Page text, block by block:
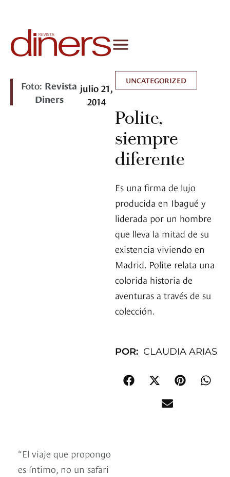
Foto: Revista
Diners
julio 21,
2014
UNCATEGORIZED
Polite,
siempre
diferente
Es una firma de lujo
producida en Ibagué y
liderada por un hombre
que lleva la mitad de su
existencia viviendo en
Madrid. Polite relata una
colorida historia de
aventuras a través de su
colección.
POR: CLAUDIA ARIAS
“El viaje que propongo
es íntimo, no un safari